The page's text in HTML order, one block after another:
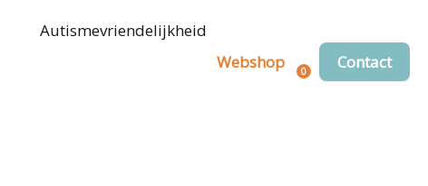
Autismevriendelijkheid
Webshop
0
Contact